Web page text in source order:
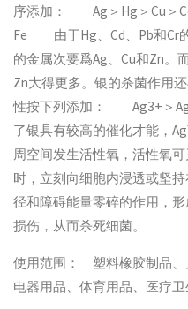
序添加： Ag＞Hg＞Cu＞
Fe 由于Hg、Cd、Pb和Cr
的金属次要爲Ag、Cu和Zn。
Zn大得更多。银的杀菌作用
性按下列添加： Ag3+＞
了银具有较高的催化才能，
周空间发生活性氧，活性氧
时，立刻向细胞内浸透或坚
径和障碍能量零碎的作用，
损伤，从而杀死细菌。
使用范围： 塑料橡胶制品、
电器用品、体育用品、医疗卫